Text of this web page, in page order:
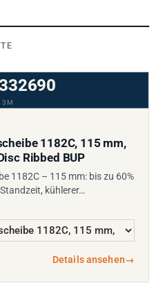
3M
1182C, 115 mm,
Ribbed BUP
1182C – 115 mm: bis zu 60%
kühlerer…
Details ansehen→